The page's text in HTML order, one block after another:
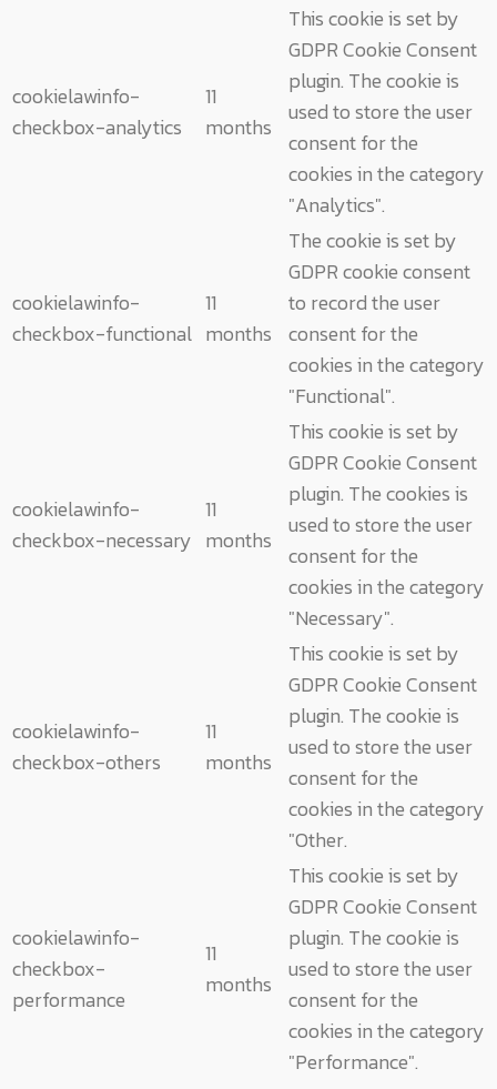
cookielawinfo-
checkbox-analytics
11
months
This cookie is set by
GDPR Cookie Consent
plugin. The cookie is
used to store the user
consent for the
cookies in the category
"Analytics".
cookielawinfo-
checkbox-functional
11
months
The cookie is set by
GDPR cookie consent
to record the user
consent for the
cookies in the category
"Functional".
cookielawinfo-
checkbox-necessary
11
months
This cookie is set by
GDPR Cookie Consent
plugin. The cookies is
used to store the user
consent for the
cookies in the category
"Necessary".
cookielawinfo-
checkbox-others
11
months
This cookie is set by
GDPR Cookie Consent
plugin. The cookie is
used to store the user
consent for the
cookies in the category
"Other.
cookielawinfo-
checkbox-
performance
11
months
This cookie is set by
GDPR Cookie Consent
plugin. The cookie is
used to store the user
consent for the
cookies in the category
"Performance".